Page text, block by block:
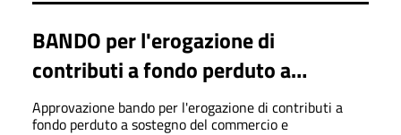
BANDO per l'erogazione di
contributi a fondo perduto a
sostegno del commercio e
Approvazione bando per l'erogazione di contributi a
fondo perduto a sostegno del commercio e